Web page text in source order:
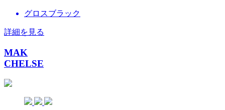
グロスブラック
詳細を見る
MAK
CHELSE